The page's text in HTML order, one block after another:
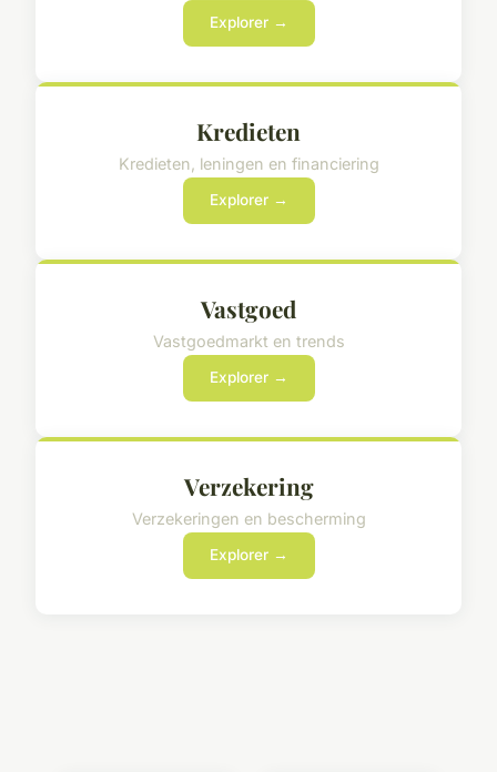
Explorer →
Kredieten
Kredieten, leningen en financiering
Explorer →
Vastgoed
Vastgoedmarkt en trends
Explorer →
Verzekering
Verzekeringen en bescherming
Explorer →